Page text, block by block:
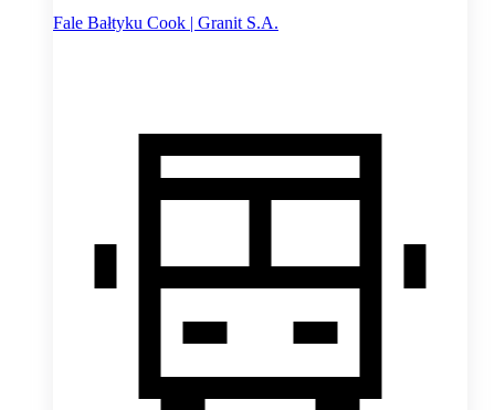
Fale Bałtyku Cook | Granit S.A.